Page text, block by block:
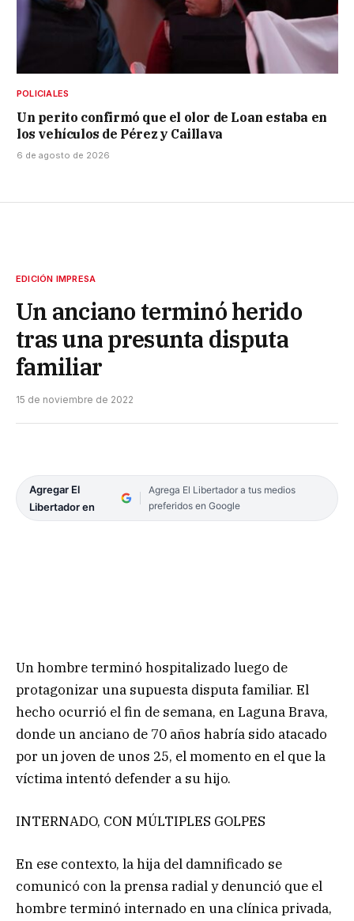
POLICIALES
Un perito confirmó que el olor de Loan estaba en
los vehículos de Pérez y Caillava
6 de agosto de 2026
EDICIÓN IMPRESA
Un anciano terminó herido
tras una presunta disputa
familiar
15 de noviembre de 2022
Agregar El
Libertador en
Agrega El Libertador a tus medios
preferidos en Google
Un hombre terminó hospitalizado luego de
protagonizar una supuesta disputa familiar. El
hecho ocurrió el fin de semana, en Laguna Brava,
donde un anciano de 70 años habría sido atacado
por un joven de unos 25, el momento en el que la
víctima intentó defender a su hijo.
INTERNADO, CON MÚLTIPLES GOLPES
En ese contexto, la hija del damnificado se
comunicó con la prensa radial y denunció que el
hombre terminó internado en una clínica privada,